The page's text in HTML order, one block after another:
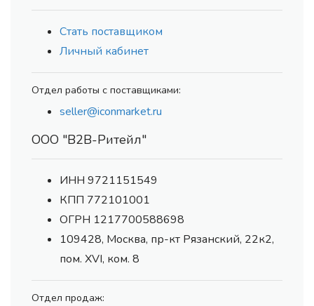
Стать поставщиком
Личный кабинет
Отдел работы с поставщиками:
seller@iconmarket.ru
ООО "В2В-Ритейл"
ИНН 9721151549
КПП 772101001
ОГРН 1217700588698
109428, Москва, пр-кт Рязанский, 22к2,
пом. XVI, ком. 8
Отдел продаж: